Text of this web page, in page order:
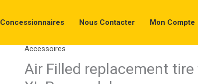
Concessionnaires Nous Contacter Mon Compte
Accessoires
Air Filled replacement tire
Le
prix
prix
quantité
de